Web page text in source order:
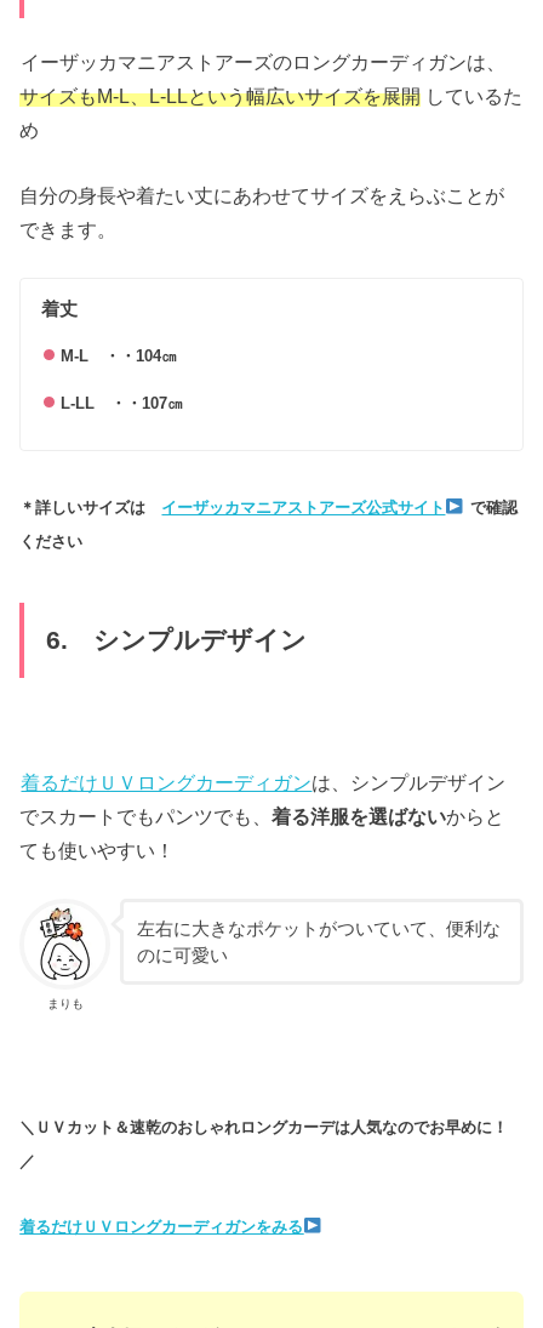
イーザッカマニアストアーズのロングカーディガンは、
サイズもM-L、L-LLという幅広いサイズを展開 しているた
め
自分の身長や着たい丈にあわせてサイズをえらぶことが
できます。
着丈
M-L ・・104㎝
L-LL ・・107㎝
＊詳しいサイズは イーザッカマニアストアーズ公式サイト
で確認
ください
6. シンプルデザイン
着るだけＵＶロングカーディガンは、シンプルデザイン
でスカートでもパンツでも、着る洋服を選ばないからと
ても使いやすい！
まりも
左右に大きなポケットがついていて、便利な
のに可愛い
＼ＵＶカット＆速乾のおしゃれロングカーデは人気なのでお早めに！
／
着るだけＵＶロングカーディガンをみる